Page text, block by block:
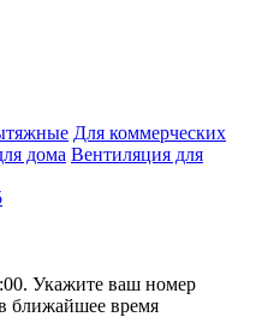
Для коммерческих
дома Вентиляция для
Укажите ваш номер
ближайшее время